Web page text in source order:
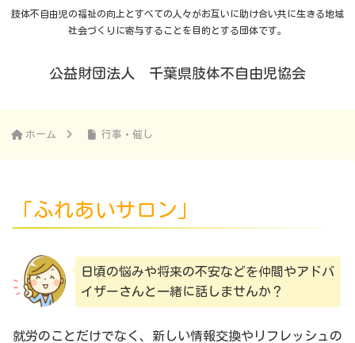
肢体不自由児の福祉の向上とすべての人々がお互いに助け合い共に生きる地域
社会づくりに寄与することを目的とする団体です。
公益財団法人 千葉県肢体不自由児協会
ホーム 行事・催し
「ふれあいサロン」
日頃の悩みや将来の不安などを仲間やアドバ
イザーさんと一緒に話しませんか？
就労のことだけでなく、新しい情報交換やリフレッシュの